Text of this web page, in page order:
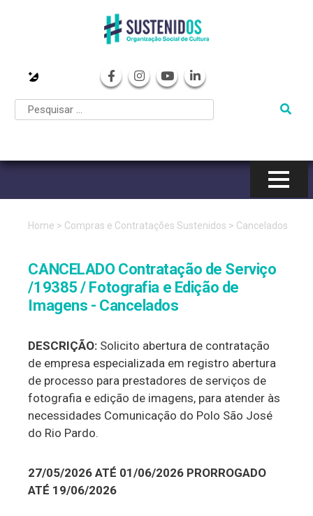
Pular
o
Home > Compras e Contratações Sustenidos > Cancelados
CANCELADO Contratação de Serviço
/19385 / Fotografia e Edição de
Imagens - Cancelados
DESCRIÇÃO: Solicito abertura de contratação
de empresa especializada em registro abertura
de processo para prestadores de serviços de
fotografia e edição de imagens, para atender às
necessidades Comunicação do Polo São José
do Rio Pardo.
27/05/2026 ATÉ 01/06/2026 PRORROGADO
ATÉ 19/06/2026